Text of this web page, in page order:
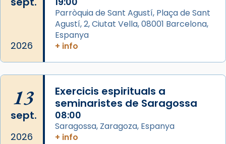
Aquest dilluns, 27 de juliol, ha tingut lloc la
missa d’acció de gràcies en agraïment al
comitè organitzador de la visita apostòlica
del Sant Pare Lleó XIV a Barcelona, i als
L’arquebisbe de Barcelona, el cardenal Joan
Josep Omella, ha presidit la missa i l’ha
concelebrat el bisbe auxiliar de Barcelona,
Mons. David Abadías.
📸 Dr. G. Simón
2026
Parròquia de Sant Agustí, Plaça de Sant
Agustí, 2, Ciutat Vella, 08001 Barcelona,
Espanya
+ info
13
sept.
2026
Exercicis espirituals a
seminaristes de Saragossa
08:00
Saragossa, Zaragoza, Espanya
+ info